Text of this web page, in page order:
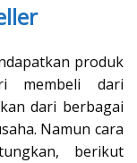
produk
membeli dari
dari berbagai
Namun cara
berikut